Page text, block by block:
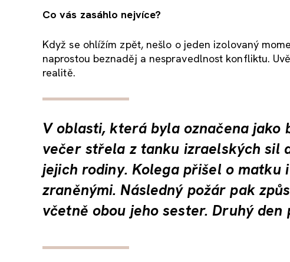
Co vás zasáhlo nejvíce?
Když se ohlížím zpět, nešlo o jeden izolovaný
naprostou beznaděj a nespravedlnost konfliktu.
realitě.
V oblasti, která byla označena jako
večer střela z tanku izraelských sil
jejich rodiny. Kolega přišel o matku
zraněnými. Následný požár pak
včetně obou jeho sester. Druhý